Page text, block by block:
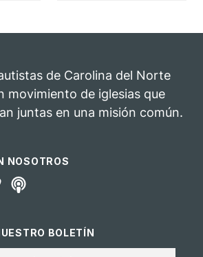
rodeo anual en
para el
ministerio
de Carolina del Norte
movimiento de iglesias que
juntas en una misión común.
NOSOTROS
BOLETÍN